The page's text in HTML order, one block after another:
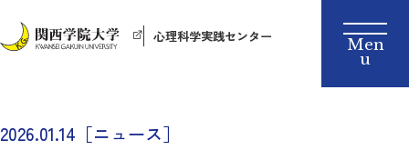
心理科学実践センター
2026.01.14［ニュース］